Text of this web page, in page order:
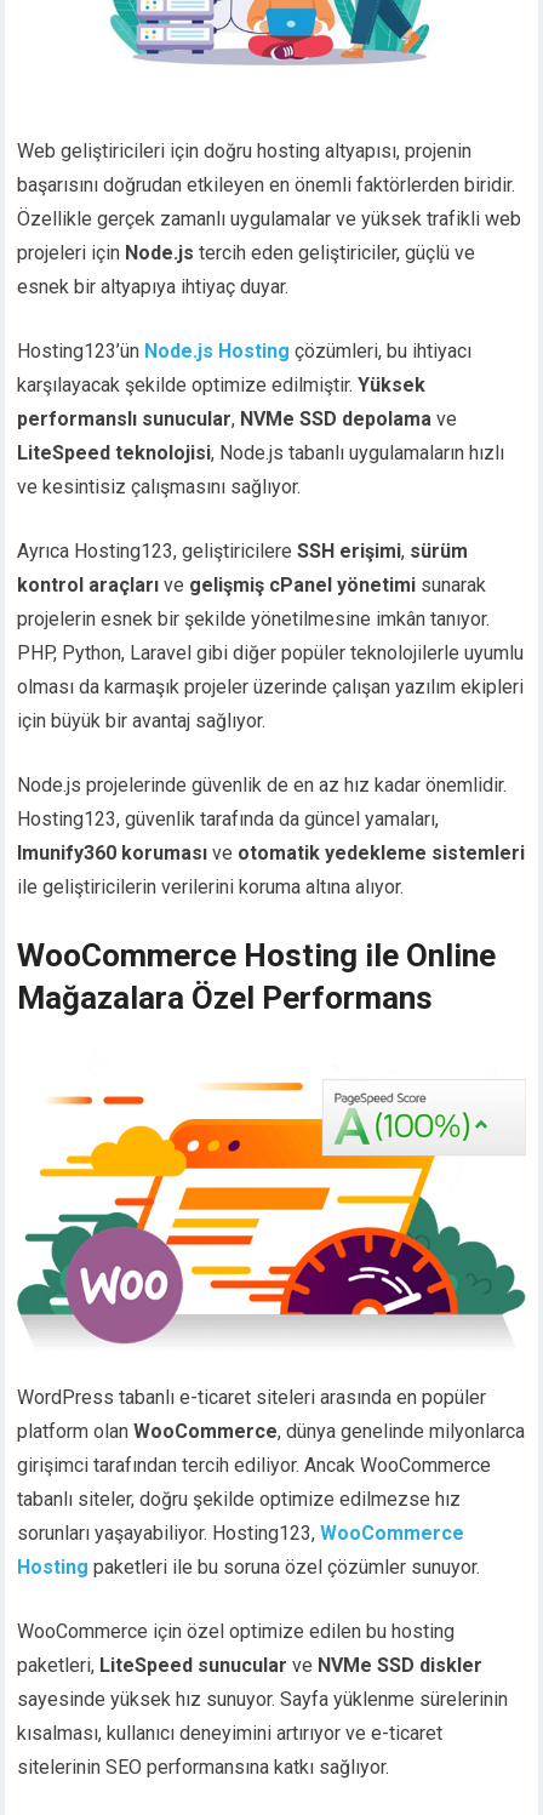
Web geliştiricileri için doğru hosting altyapısı, projenin
başarısını doğrudan etkileyen en önemli faktörlerden biridir.
Özellikle gerçek zamanlı uygulamalar ve yüksek trafikli web
projeleri için Node.js tercih eden geliştiriciler, güçlü ve
esnek bir altyapıya ihtiyaç duyar.
Hosting123’ün Node.js Hosting çözümleri, bu ihtiyacı
karşılayacak şekilde optimize edilmiştir.Yüksek
performanslı sunucular, NVMe SSD depolama ve
LiteSpeed teknolojisi, Node.js tabanlı uygulamaların hızlı
ve kesintisiz çalışmasını sağlıyor.
Ayrıca Hosting123, geliştiricilereSSH erişimi, sürüm
kontrol araçları ve gelişmiş cPanel yönetimi sunarak
projelerin esnek bir şekilde yönetilmesine imkân tanıyor.
PHP, Python, Laravel gibi diğer popüler teknolojilerle uyumlu
olması da karmaşık projeler üzerinde çalışan yazılım ekipleri
için büyük bir avantaj sağlıyor.
Node.js projelerinde güvenlik de en az hız kadar önemlidir.
Hosting123, güvenlik tarafında da güncel yamaları,
Imunify360 koruması ve otomatik yedekleme sistemleri
ile geliştiricilerin verilerini koruma altına alıyor.
WooCommerce Hosting ile Online
Mağazalara Özel Performans
WordPress tabanlı e-ticaret siteleri arasında en popüler
platform olanWooCommerce, dünya genelinde milyonlarca
girişimci tarafından tercih ediliyor. Ancak WooCommerce
tabanlı siteler, doğru şekilde optimize edilmezse hız
sorunları yaşayabiliyor. Hosting123,WooCommerce
Hosting paketleri ile bu soruna özel çözümler sunuyor.
WooCommerce için özel optimize edilen bu hosting
paketleri, LiteSpeed sunucular ve NVMe SSD diskler
sayesinde yüksek hız sunuyor. Sayfa yüklenme sürelerinin
kısalması, kullanıcı deneyimini artırıyor ve e-ticaret
sitelerinin SEO performansına katkı sağlıyor.